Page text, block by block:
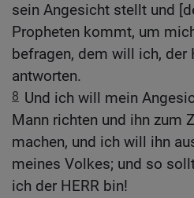
sein Angesicht stellt und
Propheten kommt, um
befragen, dem will ich, der
antworten.
8 Und ich will mein
Mann richten und ihn zum
machen, und ich will ihn
meines Volkes; und so
ich der HERR bin!